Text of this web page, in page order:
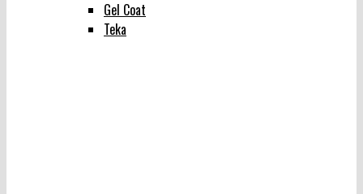
Gel Coat
Teka